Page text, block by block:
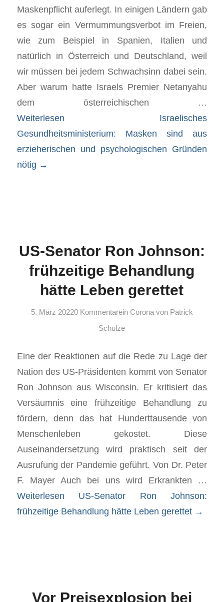
Maskenpflicht auferlegt. In einigen Ländern gab
es sogar ein Vermummungsverbot im Freien,
wie zum Beispiel in Spanien, Italien und
natürlich in Österreich und Deutschland, weil
wir müssen bei jedem Schwachsinn dabei sein.
Aber warum hatte Israels Premier Netanyahu
dem österreichischen …
Weiterlesen Israelisches
Gesundheitsministerium: Masken sind aus
erzieherischen und psychologischen Gründen
nötig →
US-Senator Ron Johnson:
frühzeitige Behandlung
hätte Leben gerettet
5. März 20220 Kommentarein Corona von Patrick
Schulze
Eine der Reaktionen auf die Rede zu Lage der
Nation des US-Präsidenten kommt von Senator
Ron Johnson aus Wisconsin. Er kritisiert das
Versäumnis eine frühzeitige Behandlung zu
fördern, denn das hat Hunderttausende von
Menschenleben gekostet. Diese
Auseinandersetzung wird praktisch seit der
Ausrufung der Pandemie geführt. Von Dr. Peter
F. Mayer Auch bei uns wird Erkrankten …
Weiterlesen US-Senator Ron Johnson:
frühzeitige Behandlung hätte Leben gerettet →
Vor Preisexplosion bei